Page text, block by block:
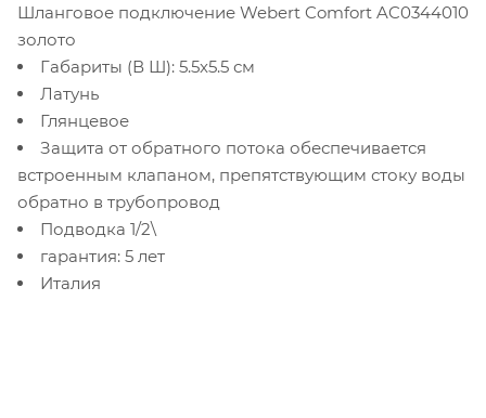
Шланговое подключение Webert Comfort AC0344010
золото
Габариты (В Ш): 5.5x5.5 см
Латунь
Глянцевое
Защита от обратного потока обеспечивается
встроенным клапаном, препятствующим стоку воды
обратно в трубопровод
Подводка 1/2\
гарантия: 5 лет
Италия